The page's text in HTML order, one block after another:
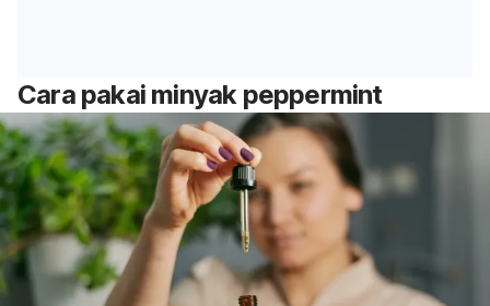
Cara pakai minyak peppermint